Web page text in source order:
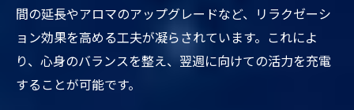
間の延長やアロマのアップグレードなど、リラクゼーシ
ョン効果を高める工夫が凝らされています。これによ
り、心身のバランスを整え、翌週に向けての活力を充電
することが可能です。